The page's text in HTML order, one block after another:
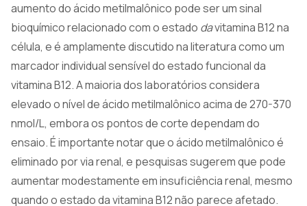
aumento do ácido metilmalônico pode ser um sinal
bioquímico relacionado com o estado davitamina B12 na
célula, e é amplamente discutido na literatura como um
marcador individual sensível do estado funcional da
vitamina B12. A maioria dos laboratórios considera
elevado o nível de ácido metilmalônico acima de 270-370
nmol/L, embora os pontos de corte dependam do
ensaio. É importante notar que o ácido metilmalônico é
eliminado por via renal, e pesquisas sugerem que pode
aumentar modestamente em insuficiência renal, mesmo
quando o estado da vitamina B12 não parece afetado.